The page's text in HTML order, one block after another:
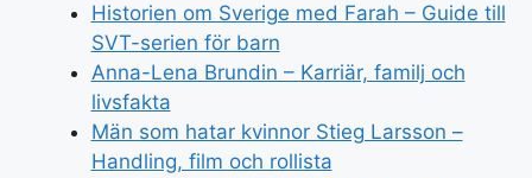
Historien om Sverige med Farah – Guide till
SVT-serien för barn
Anna-Lena Brundin – Karriär, familj och
livsfakta
Män som hatar kvinnor Stieg Larsson –
Handling, film och rollista